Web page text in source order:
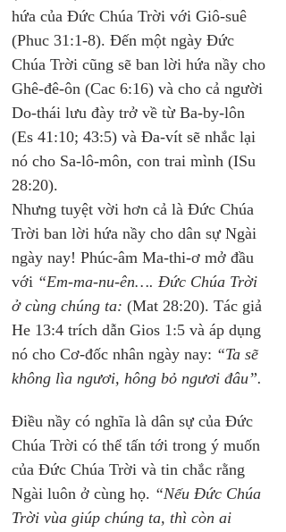
hứa của Đức Chúa Trời với Giô-suê
(Phuc 31:1-8). Đến một ngày Đức
Chúa Trời cũng sẽ ban lời hứa nầy cho
Ghê-đê-ôn (Cac 6:16) và cho cả người
Do-thái lưu đày trở về từ Ba-by-lôn
(Es 41:10; 43:5) và Đa-vít sẽ nhắc lại
nó cho Sa-lô-môn, con trai mình (ISu
28:20).
Nhưng tuyệt vời hơn cả là Đức Chúa
Trời ban lời hứa nầy cho dân sự Ngài
ngày nay! Phúc-âm Ma-thi-ơ mở đầu
với “Em-ma-nu-ên…. Đức Chúa Trời
ở cùng chúng ta: (Mat 28:20). Tác giả
He 13:4 trích dẫn Gios 1:5 và áp dụng
nó cho Cơ-đốc nhân ngày nay: “Ta sẽ
không lìa ngươi, hông bỏ ngươi đâu”.
Điều nầy có nghĩa là dân sự của Đức
Chúa Trời có thể tấn tới trong ý muốn
của Đức Chúa Trời và tin chắc rằng
Ngài luôn ở cùng họ. “Nếu Đức Chúa
Trời vùa giúp chúng ta, thì còn ai